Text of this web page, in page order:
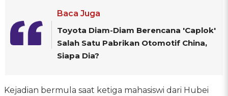
Baca Juga
Toyota Diam-Diam Berencana 'Caplok'
Salah Satu Pabrikan Otomotif China,
Siapa Dia?
Kejadian bermula saat ketiga mahasiswi dari Hubei